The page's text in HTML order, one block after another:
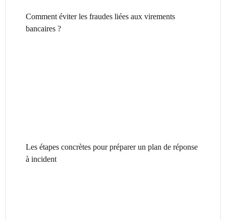
Comment éviter les fraudes liées aux virements
bancaires ?
Les étapes concrètes pour préparer un plan de réponse
à incident